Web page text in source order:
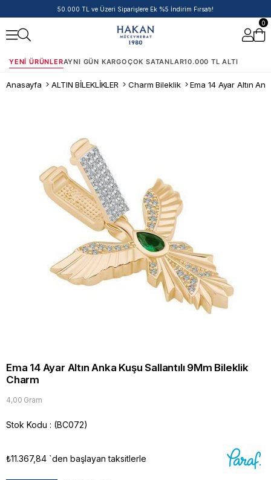
50.000 TL ve Üzeri Siparişlere Ek %5 İndirim Fırsatı!
0
YENI ÜRÜNLERAYNI GÜN KARGOÇOK SATANLAR10.000 TL ALTI
Anasayfa ALTIN BİLEKLİKLER Charm Bileklik
Ema 14 Ayar Altın Anka Kuşu Sallantılı 9Mm Bileklik
Charm
4,00 Gram
Stok Kodu (BC072)
₺11.367,84 `den başlayan taksitlerle